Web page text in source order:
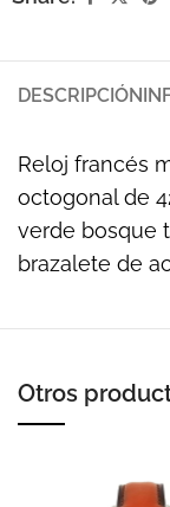
DESCRIPCIÓN
Reloj francés
octogonal de
verde bosque
brazalete de
Otros